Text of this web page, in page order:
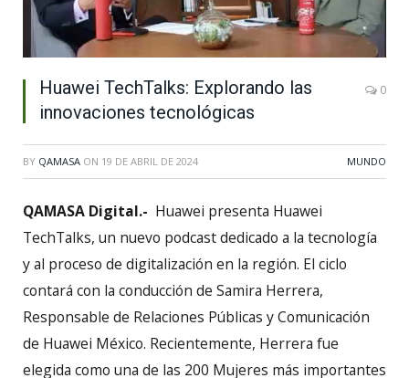
Huawei TechTalks: Explorando las
innovaciones tecnológicas
0
BY QAMASA ON 19 DE ABRIL DE 2024 MUNDO
QAMASA Digital.- Huawei presenta Huawei
TechTalks, un nuevo podcast dedicado a la tecnología
y al proceso de digitalización en la región. El ciclo
contará con la conducción de Samira Herrera,
Responsable de Relaciones Públicas y Comunicación
de Huawei México. Recientemente, Herrera fue
elegida como una de las 200 Mujeres más importantes